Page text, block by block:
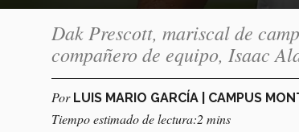
Dak Prescott, mariscal de
compañero de equipo, Isaac
Por LUIS MARIO GARCÍA | CAMPUS
Tiempo estimado de lectura:2 mins